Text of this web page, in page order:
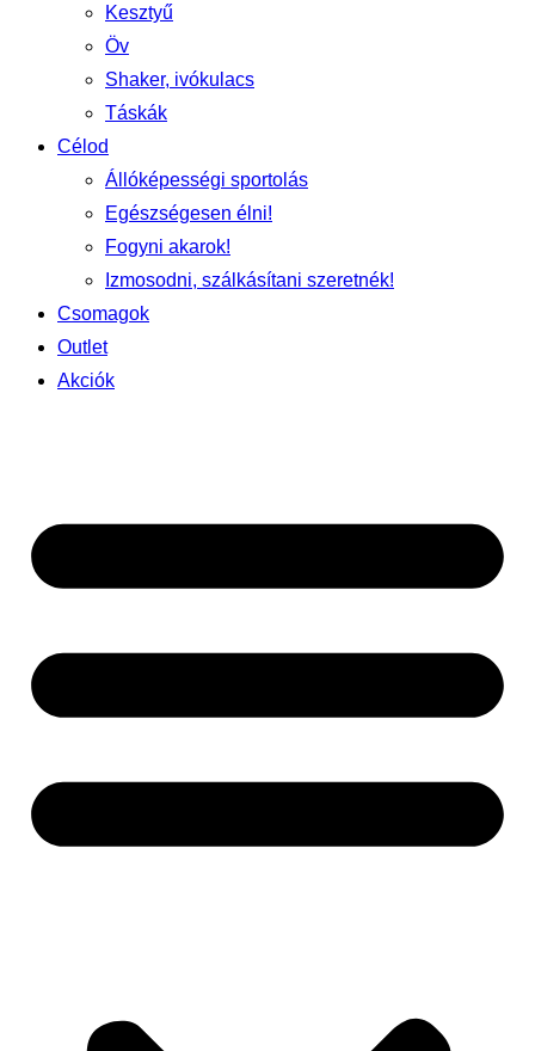
Kesztyű
Öv
Shaker, ivókulacs
Táskák
Célod
Állóképességi sportolás
Egészségesen élni!
Fogyni akarok!
Izmosodni, szálkásítani szeretnék!
Csomagok
Outlet
Akciók